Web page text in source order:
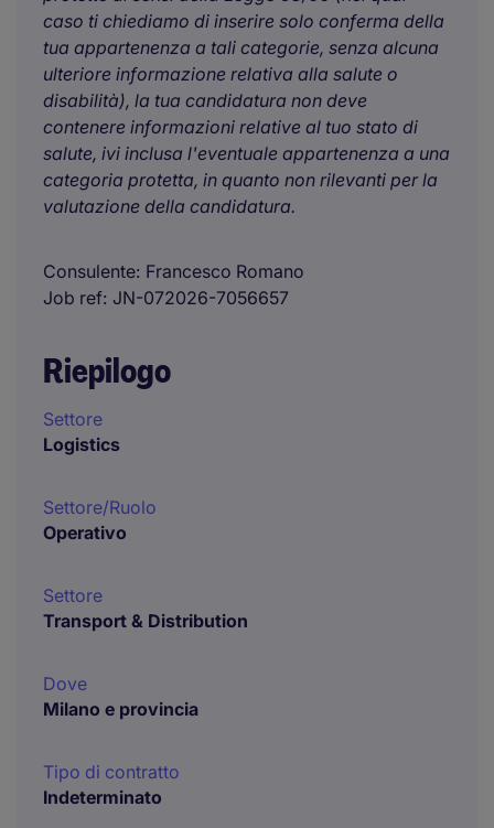
caso ti chiediamo di inserire solo conferma della
tua appartenenza a tali categorie, senza alcuna
ulteriore informazione relativa alla salute o
disabilità), la tua candidatura non deve
contenere informazioni relative al tuo stato di
salute, ivi inclusa l'eventuale appartenenza a una
categoria protetta, in quanto non rilevanti per la
valutazione della candidatura.
Consulente Francesco Romano
Job ref JN-072026-7056657
Riepilogo
Settore
Logistics
Settore/Ruolo
Operativo
Settore
Transport & Distribution
Dove
Milano e provincia
Tipo di contratto
Indeterminato